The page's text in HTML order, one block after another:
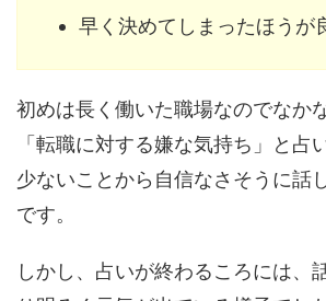
早く決めてしまったほうが
初めは長く働いた職場なのでなか
「転職に対する嫌な気持ち」と占
少ないことから自信なさそうに話
です。
しかし、占いが終わるころには、